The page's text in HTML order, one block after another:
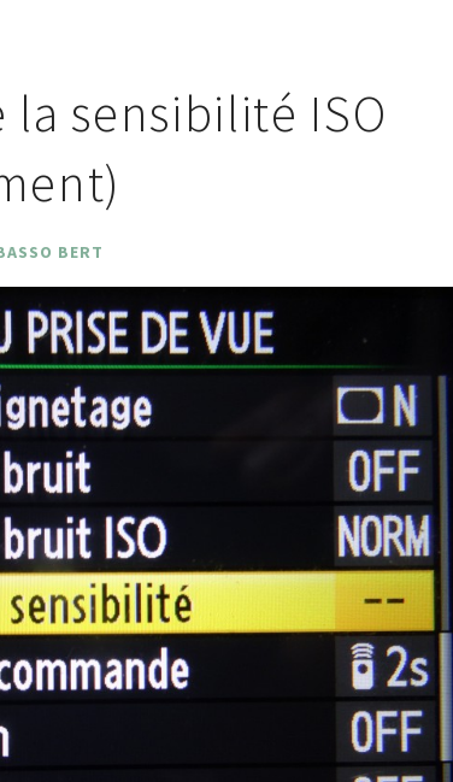
sensibilité ISO
BERT